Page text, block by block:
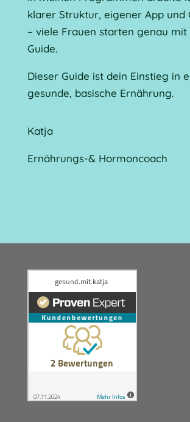
klarer Struktur, eigener App und
– viele Frauen starten genau mit
Guide.
Dieser Guide ist dein Einstieg in
gesunde, basische Ernährung.
Katja
Ernährungs-& Hormoncoach